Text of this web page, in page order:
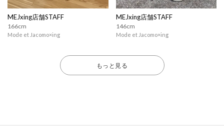
MEJxing店舗STAFF
166cm
Mode et Jacomo×ing
MEJxing店舗STAFF
146cm
Mode et Jacomo×ing
もっと見る